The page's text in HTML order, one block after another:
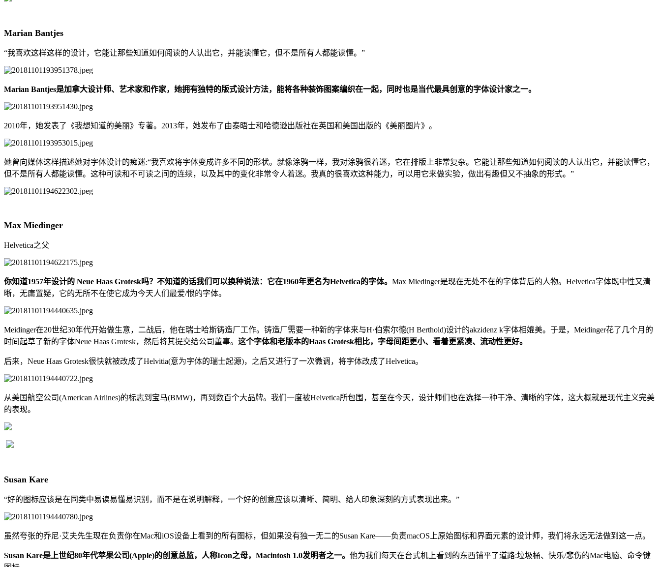
Marian Bantjes
“我喜欢这样这样的设计，它能让那些知道如何阅读的人认出它，并能读懂它，但不是所有人都能读懂。”
Marian Bantjes是加拿大设计师、艺术家和作家，她拥有独特的版式设计方法，能将各种装饰图案编织在一起，同时也是当代最具创意的字体设计家之一。
2010年，她发表了《我想知道的美丽》专著。2013年，她发布了由泰晤士和哈德逊出版社在英国和美国出版的《美丽图片》。
她曾向媒体这样描述她对字体设计的痴迷:“我喜欢将字体变成许多不同的形状。就像涂鸦一样，我对涂鸦很着迷，它在排版上非常复杂。它能让那些知道如何阅读的人认出它，并能读懂它，
但不是所有人都能读懂。这种可读和不可读之间的连续，以及其中的变化非常令人着迷。我真的很喜欢这种能力，可以用它来做实验，做出有趣但又不抽象的形式。”
Max Miedinger
Helvetica之父
你知道1957年设计的 Neue Haas Grotesk吗？不知道的话我们可以换种说法：它在1960年更名为Helvetica的字体。 Max Miedinger是现在无处不在的字体背后的人物。Helvetica字体既中性又清
晰，无庸置疑，它的无所不在使它成为今天人们最爱/恨的字体。
Meidinger在20世纪30年代开始做生意，二战后，他在瑞士哈斯铸造厂工作。铸造厂需要一种新的字体来与H·伯索尔德(H Berthold)设计的akzidenz k字体相媲美。于是，Meidinger花了几个月的
时间起草了新的字体Neue Haas Grotesk，然后将其提交给公司董事。 这个字体和老版本的Haas Grotesk相比，字母间距更小、看着更紧凑、流动性更好。
后来，Neue Haas Grotesk很快就被改成了Helvitia(意为字体的瑞士起源)，之后又进行了一次微调，将字体改成了Helvetica。
从美国航空公司(American Airlines)的标志到宝马(BMW)，再到数百个大品牌。我们一度被Helvetica所包围，甚至在今天，设计师们也在选择一种干净、清晰的字体，这大概就是现代主义完美
的表现。
Susan Kare
“好的图标应该是在同类中易读易懂易识别，而不是在说明解释，一个好的创意应该以清晰、简明、给人印象深刻的方式表现出来。”
虽然夸张的乔尼·艾夫先生现在负责你在Mac和iOS设备上看到的所有图标，但如果没有独一无二的Susan Kare——负责macOS上原始图标和界面元素的设计师，我们将永远无法做到这一点。
Susan Kare是上世纪80年代苹果公司(Apple)的创意总监，人称Icon之母，Macintosh 1.0发明者之一。 他为我们每天在台式机上看到的东西铺平了道路:垃圾桶、快乐/悲伤的Mac电脑、命令键